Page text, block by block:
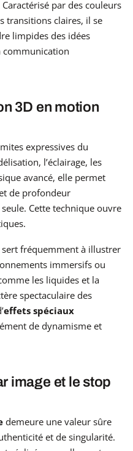
Caractérisé par des couleurs
transitions claires, il se
limpides des idées
communication
3D en motion
expressives du
l’éclairage, les
avancé, elle permet
de profondeur
seule. Cette technique ouvre
sert fréquemment à illustrer
immersifs ou
les liquides et la
spectaculaire des
effets spéciaux
de dynamisme et
image et le stop
demeure une valeur sûre
et de singularité.